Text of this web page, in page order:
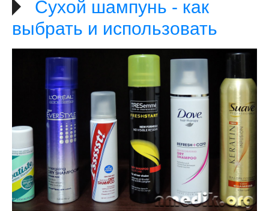
Сухой шампунь - как
выбрать и использовать